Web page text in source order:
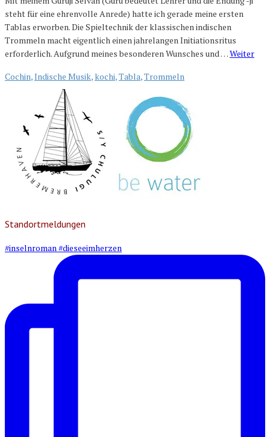
steht für eine ehrenvolle Anrede) hatte ich gerade meine ersten
Tablas erworben. Die Spieltechnik der klassischen indischen
Trommeln macht eigentlich einen jahrelangen Initiationsritus
erforderlich. Aufgrund meines besonderen Wunsches und …Weiter
Cochin,Indische Musik, kochi,Tabla,Trommeln
Standortmeldungen
#inselnroman #dieseeimherzen